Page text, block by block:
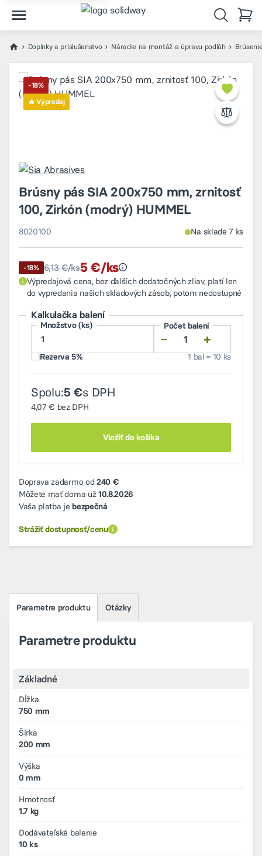
Doplnky a príslušenstvo Náradie na montáž a úpravu podláh
-18%
🔥 Výpredaj
Brúsny pás SIA 200x750 mm, zrnitosť
100, Zirkón (modrý) HUMMEL
8020100 Na sklade 7 ks
-18% 6,13 €/ks5 €/ksNajnižšia cena v období 30 dní pred
Výpredajová cena, bez ďalších dodatočných zliav, platí len
do vypredania našich skladových zásob, potom nedostupné
Kalkulačka balení
Množstvo (ks) Počet balení
− +
Rezerva 5% 1 bal = 10 ks
Spolu:5 €s DPH
4,07 € bez DPH
Vložiť do košíka
Doprava zadarmo od240 €
Môžete mať doma už10.8.2026
Vaša platba jebezpečná
Strážiť dostupnosť/cenu
Parametre produktu Otázky
Parametre produktu
Základné
Dĺžka
750 mm
Šírka
200 mm
Výška
0 mm
Hmotnosť
1.7 kg
Dodávateľské balenie
10 ks